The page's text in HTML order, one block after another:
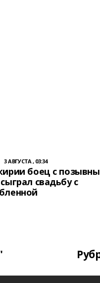
3 АВГУСТА , 03:34
боец с
свадьбу с